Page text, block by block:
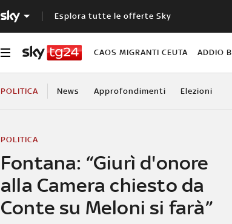
Esplora tutte le offerte Sky
CAOS MIGRANTI CEUTA ADDIO
POLITICA News Approfondimenti Elezioni
Fontana: “Giurì d'onore
alla Camera chiesto da
Conte su Meloni si farà”
POLITICA